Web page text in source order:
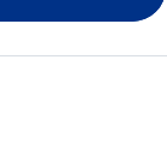
C
4